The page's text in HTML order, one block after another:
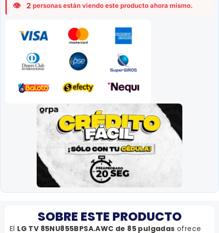
2 personas están viendo este producto ahora mismo.
SOBRE ESTE PRODUCTO
El LG TV 85NU855BPSA.AWC de 85 pulgadas ofrece